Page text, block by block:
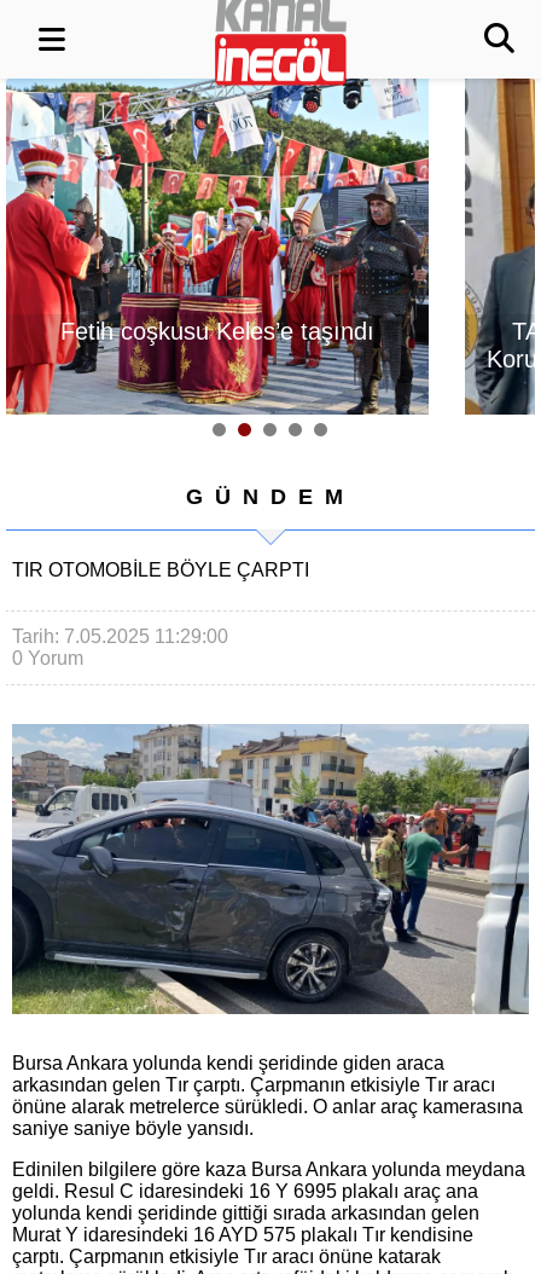
Keles’e taşındı
TAPSİAD:
Korumak, Üretim
Korumaktır
GÜNDEM
TIR OTOMOBILE BÖYLE ÇARPTI
Tarih: 7.05.2025 11:29:00
0 Yorum
Bursa Ankara yolunda kendi şeridinde giden araca
arkasından gelen Tır çarptı. Çarpmanın etkisiyle Tır aracı
önüne alarak metrelerce sürükledi. O anlar araç kamerasına
saniye saniye böyle yansıdı.
Edinilen bilgilere göre kaza Bursa Ankara yolunda meydana
geldi. Resul C idaresindeki 16 Y 6995 plakalı araç ana
yolunda kendi şeridinde gittiği sırada arkasından gelen
Murat Y idaresindeki 16 AYD 575 plakalı Tır kendisine
çarptı. Çarpmanın etkisiyle Tır aracı önüne katarak